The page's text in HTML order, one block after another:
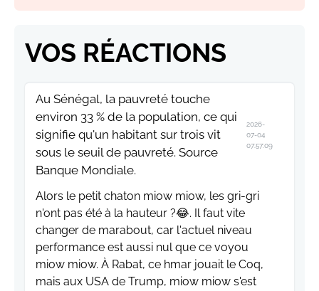
VOS RÉACTIONS
Au Sénégal, la pauvreté touche
environ 33 % de la population, ce qui
signifie qu'un habitant sur trois vit
sous le seuil de pauvreté. Source
Banque Mondiale.
2026-
07-04
07:57:09
Alors le petit chaton miow miow, les gri-gri
n'ont pas été à la hauteur ?😂. Il faut vite
changer de marabout, car l'actuel niveau
performance est aussi nul que ce voyou
miow miow. À Rabat, ce hmar jouait le Coq,
mais aux USA de Trump, miow miow s'est